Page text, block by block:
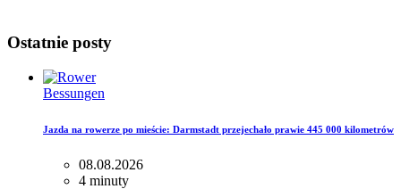
Ostatnie posty
Bessungen
Jazda na rowerze po mieście: Darmstadt przejechało prawie 445 000 kilometrów
08.08.2026
4 minuty